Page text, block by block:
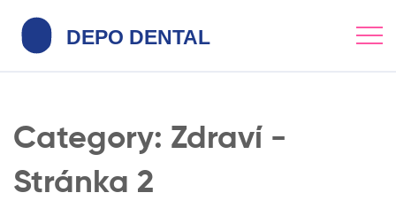
Category: Zdraví -
Stránka 2